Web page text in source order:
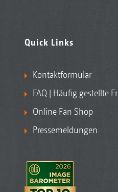
Quick Links
Kontaktformular
FAQ | Häufig gestellte
Online Fan Shop
Pressemeldungen